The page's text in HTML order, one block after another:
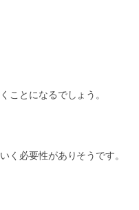
ことになるでしょう。
く必要性がありそうです。